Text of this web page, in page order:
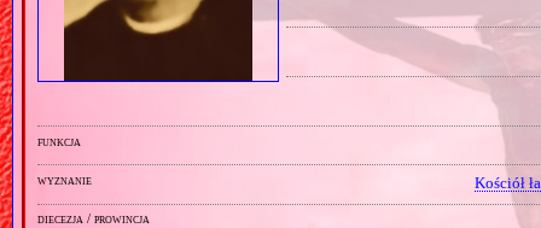
funkcja
wyznanie Kościół
diecezja / prowincja